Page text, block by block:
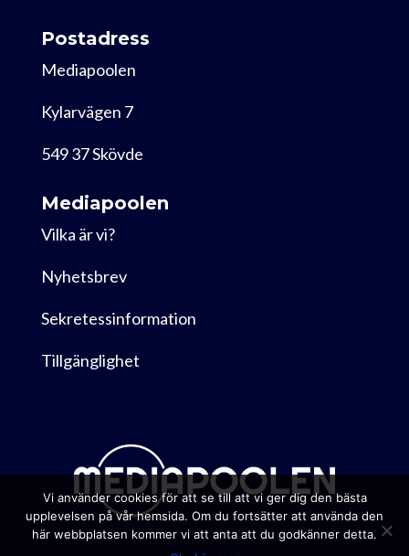
Postadress
Mediapoolen
Kylarvägen 7
549 37 Skövde
Mediapoolen
Vilka är vi?
Nyhetsbrev
Sekretessinformation
Tillgänglighet
Vi använder cookies för att se till att vi ger dig den bästa
upplevelsen på vår hemsida. Om du fortsätter att använda den
här webbplatsen kommer vi att anta att du godkänner detta.